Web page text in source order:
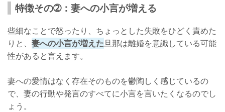
特徴その➁：妻への小言が増える
些細なことで怒ったり、ちょっとした失敗をひどく責めた
りと、 妻への小言が増えた旦那は離婚を意識している可能
性があると言えます。
妻への愛情はなく存在そのものを鬱陶しく感じているの
で、妻の行動や発言のすべてに小言を言いたくなるのでし
ょう。